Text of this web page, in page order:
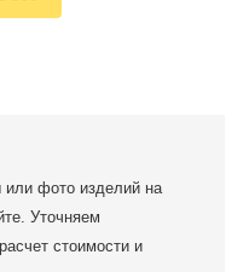
или фото изделий на
Уточняем
стоимости и